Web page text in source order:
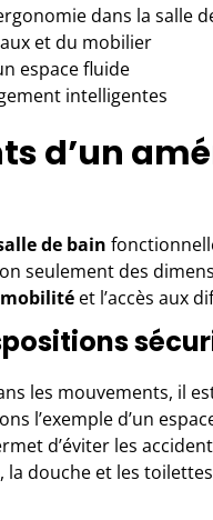
dans la salle
et du mobilier
espace fluide
intelligentes
d’un
de bain
seulement des
mobilité et l’accès aux
les mouvements, il
l’exemple d’un
d’éviter les
douche et les